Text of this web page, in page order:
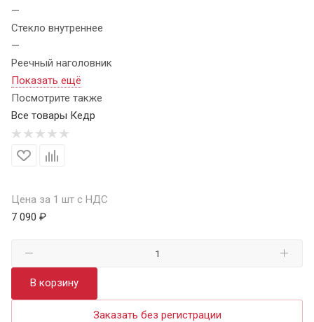
—
Стекло внутреннее
—
Реечный наголовник
Показать ещё
Посмотрите также
Все товары Кедр
Цена за 1 шт с НДС
7 090 ₽
В корзину
Заказать без регистрации